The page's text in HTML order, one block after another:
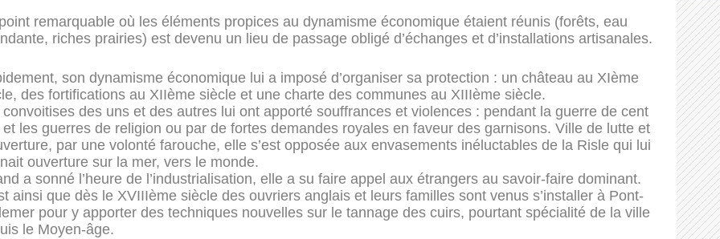
remarquable où les éléments propices au dynamisme économique étaient réunis (forêts, eau
riches prairies) est devenu un lieu de passage obligé d’échanges et d’installations artisanales.
son dynamisme économique lui a imposé d’organiser sa protection : un château au XIème
des fortifications au XIIème siècle et une charte des communes au XIIIème siècle.
des uns et des autres lui ont apporté souffrances et violences : pendant la guerre de cent
les guerres de religion ou par de fortes demandes royales en faveur des garnisons. Ville de lutte et
par une volonté farouche, elle s’est opposée aux envasements inéluctables de la Risle qui lui
ouverture sur la mer, vers le monde.
a sonné l’heure de l’industrialisation, elle a su faire appel aux étrangers au savoir-faire dominant.
ainsi que dès le XVIIIème siècle des ouvriers anglais et leurs familles sont venus s’installer à Pont-
pour y apporter des techniques nouvelles sur le tannage des cuirs, pourtant spécialité de la ville
le Moyen-âge.